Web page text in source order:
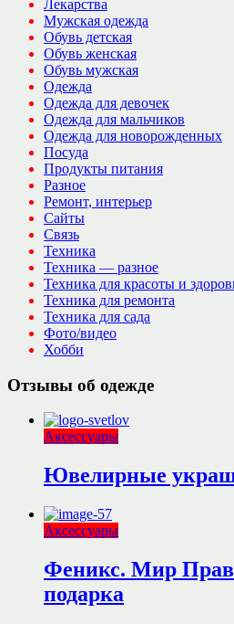
Лекарства
Мужская одежда
Обувь детская
Обувь женская
Обувь мужская
Одежда
Одежда для девочек
Одежда для мальчиков
Одежда для новорожденных
Посуда
Продукты питания
Разное
Ремонт, интерьер
Сайты
Связь
Техника
Техника — разное
Техника для красоты и
Техника для ремонта
Техника для сада
Фото/видео
Хобби
Отзывы об одежде
Аксессуары
Ювелирные
Аксессуары
Феникс. Мир
подарка